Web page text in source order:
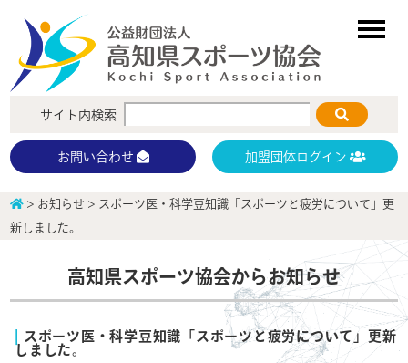
サイト内検索
お問い合わせ 加盟団体ログイン
> お知らせ > スポーツ医・科学豆知識「スポーツと疲労について」更
新しました。
高知県スポーツ協会からお知らせ
スポーツ医・科学豆知識「スポーツと疲労について」更新
しました。